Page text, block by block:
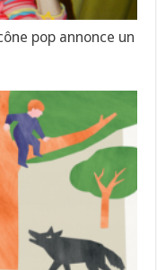
pop annonce un